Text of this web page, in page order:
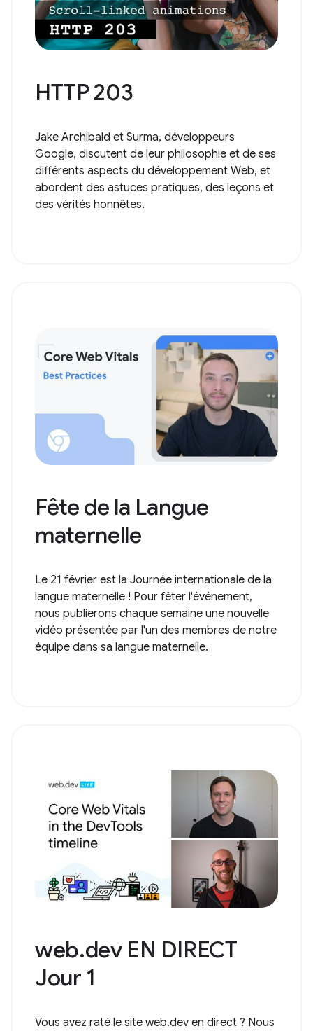
HTTP 203
Jake Archibald et Surma, développeurs
Google, discutent de leur philosophie et de ses
différents aspects du développement Web, et
abordent des astuces pratiques, des leçons et
des vérités honnêtes.
Fête de la Langue
maternelle
Le 21 février est la Journée internationale de la
langue maternelle ! Pour fêter l'événement,
nous publierons chaque semaine une nouvelle
vidéo présentée par l'un des membres de notre
équipe dans sa langue maternelle.
web.dev EN DIRECT
Jour 1
Vous avez raté le site web.dev en direct ? Nous